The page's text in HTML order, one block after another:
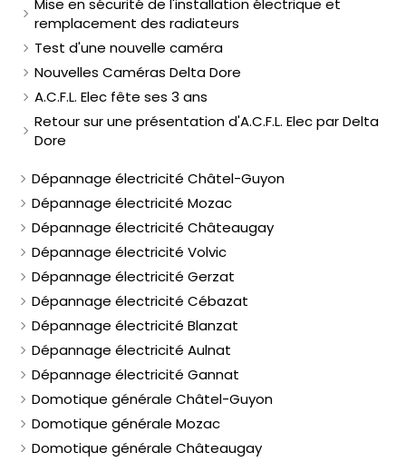
Mise en sécurité de l'installation électrique et
remplacement des radiateurs
Test d'une nouvelle caméra
Nouvelles Caméras Delta Dore
A.C.F.L. Elec fête ses 3 ans
Retour sur une présentation d'A.C.F.L. Elec par Delta
Dore
Dépannage électricité Châtel-Guyon
Dépannage électricité Mozac
Dépannage électricité Châteaugay
Dépannage électricité Volvic
Dépannage électricité Gerzat
Dépannage électricité Cébazat
Dépannage électricité Blanzat
Dépannage électricité Aulnat
Dépannage électricité Gannat
Domotique générale Châtel-Guyon
Domotique générale Mozac
Domotique générale Châteaugay